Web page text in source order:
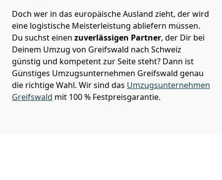
Doch wer in das europäische Ausland zieht, der wird
eine logistische Meisterleistung abliefern müssen.
Du suchst einen zuverlässigen Partner, der Dir bei
Deinem Umzug von Greifswald nach Schweiz
günstig und kompetent zur Seite steht? Dann ist
Günstiges Umzugsunternehmen Greifswald genau
die richtige Wahl. Wir sind das Umzugsunternehmen
Greifswald mit 100 % Festpreisgarantie.